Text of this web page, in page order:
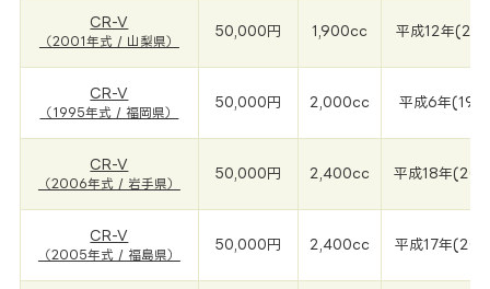
CR-V
（2001年式 / 山梨県）
50,000円 1,900cc 平成12年
CR-V
（1995年式 / 福岡県）
50,000円 2,000cc 平成6年
CR-V
（2006年式 / 岩手県）
50,000円 2,400cc 平成18年
CR-V
（2005年式 / 福島県）
50,000円 2,400cc 平成17年